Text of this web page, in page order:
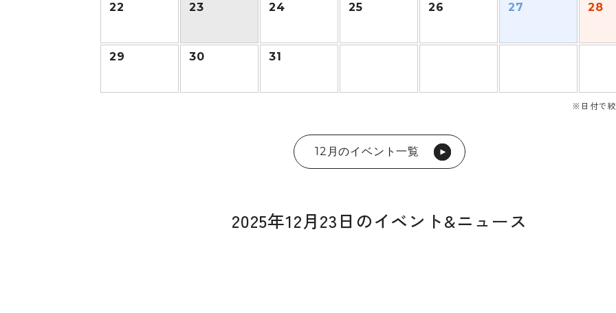
22 23 24 25 26 27 28
29 30 31
※日付で
12月のイベント一覧
2025年12月23日のイベント&ニュース